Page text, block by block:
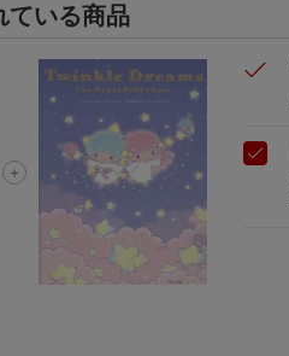
ている商品